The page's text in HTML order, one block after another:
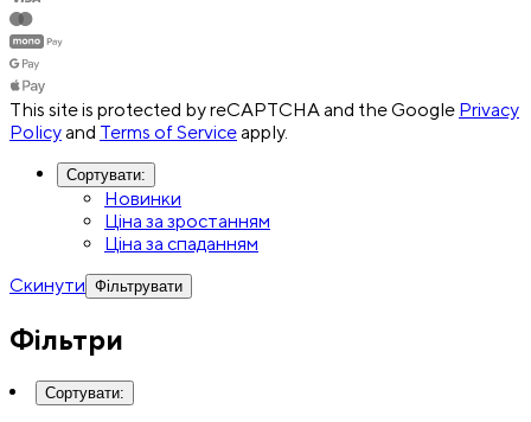
This site is protected by reCAPTCHA and the Google Privacy
Policyand Terms of Serviceapply.
Сортувати:
Новинки
Ціна за зростанням
Ціна за спаданням
Скинути Фільтрувати
Фільтри
Сортувати: